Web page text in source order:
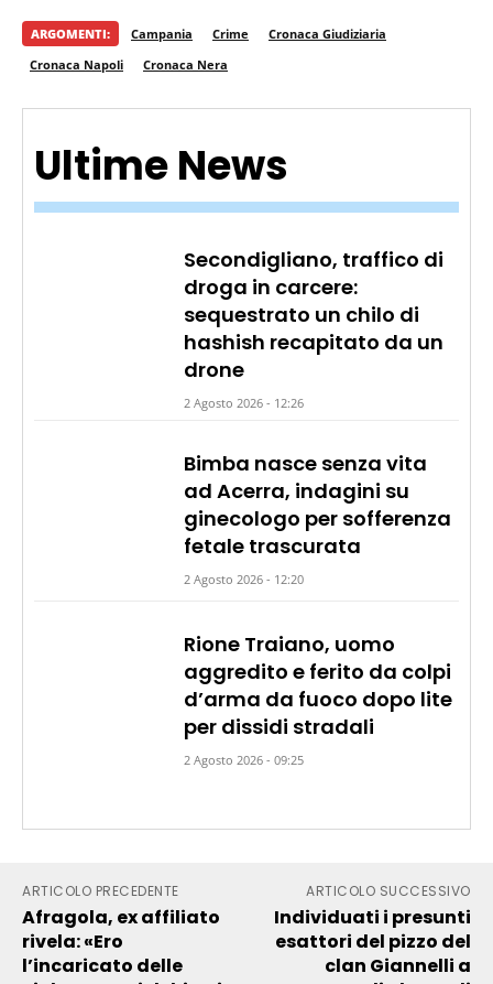
Ultime News
Secondigliano, traffico di
droga in carcere:
sequestrato un chilo di
hashish recapitato da un
drone
2 Agosto 2026 - 12:26
Bimba nasce senza vita
ad Acerra, indagini su
ginecologo per sofferenza
fetale trascurata
2 Agosto 2026 - 12:20
Rione Traiano, uomo
aggredito e ferito da colpi
d’arma da fuoco dopo lite
per dissidi stradali
2 Agosto 2026 - 09:25
ARGOMENTI: Campania Crime
Cronaca Giudiziaria
Cronaca Napoli
Cronaca Nera
ARTICOLO PRECEDENTE
Afragola, ex affiliato
rivela: «Ero
l’incaricato delle
ARTICOLO SUCCESSIVO
Individuati i presunti
esattori del pizzo del
clan Giannelli a